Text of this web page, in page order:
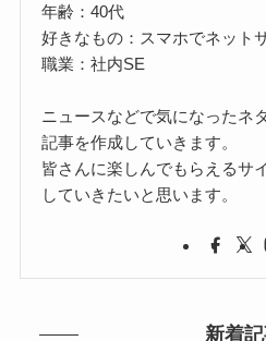
年齢：40代
好きなもの：スマホでネット
職業：社内SE
ニュースなどで気になったネ
記事を作成していきます。
皆さんに楽しんでもらえるサ
していきたいと思います。
新着